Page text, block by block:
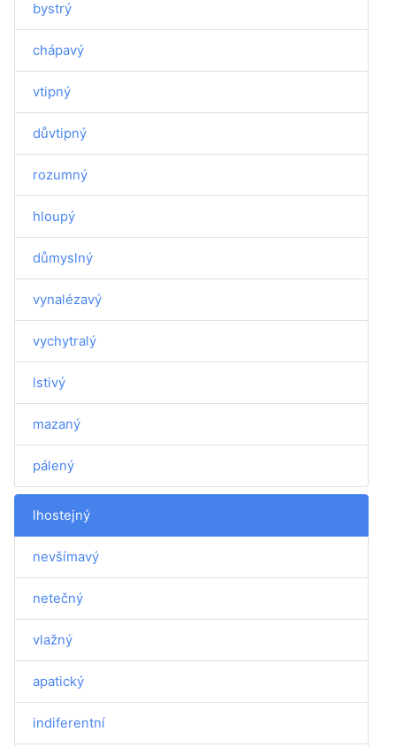
bystrý
chápavý
vtipný
důvtipný
rozumný
hloupý
důmyslný
vynalézavý
vychytralý
lstivý
mazaný
pálený
lhostejný
nevšímavý
netečný
vlažný
apatický
indiferentní